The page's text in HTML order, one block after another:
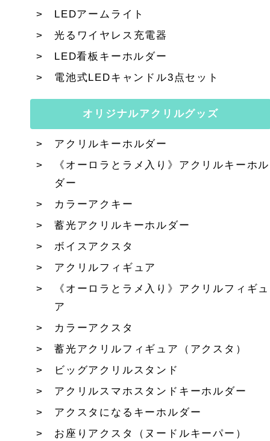
LEDアームライト
光るワイヤレス充電器
LED看板キーホルダー
電池式LEDキャンドル3点セット
オリジナルアクリルグッズ
アクリルキーホルダー
《オーロラとラメ入り》アクリルキーホル
ダー
カラーアクキー
蓄光アクリルキーホルダー
ボイスアクスタ
アクリルフィギュア
《オーロラとラメ入り》アクリルフィギュ
ア
カラーアクスタ
蓄光アクリルフィギュア（アクスタ）
ビッグアクリルスタンド
アクリルスマホスタンドキーホルダー
アクスタになるキーホルダー
お座りアクスタ（ヌードルキーパー）